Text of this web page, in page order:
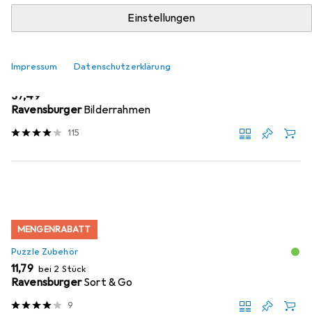
Einstellungen
Impressum Datenschutzerklärung
EUR
37,49
Ravensburger Bilderrahmen
115
MENGENRABATT
Puzzle Zubehör
EUR
11,79 bei 2 Stück
Ravensburger Sort & Go
9